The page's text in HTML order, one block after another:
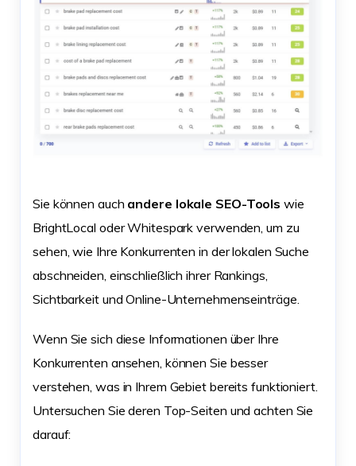
Sie können auch andere lokale SEO-Tools wie
BrightLocal oder Whitespark verwenden, um zu
sehen, wie Ihre Konkurrenten in der lokalen Suche
abschneiden, einschließlich ihrer Rankings,
Sichtbarkeit und Online-Unternehmenseinträge.
Wenn Sie sich diese Informationen über Ihre
Konkurrenten ansehen, können Sie besser
verstehen, was in Ihrem Gebiet bereits funktioniert.
Untersuchen Sie deren Top-Seiten und achten Sie
darauf: